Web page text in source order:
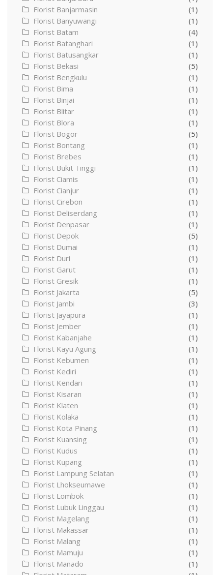
Florist Banjarmasin
(1)
Florist Banyuwangi
(1)
Florist Batam
(4)
Florist Batanghari
(1)
Florist Batusangkar
(1)
Florist Bekasi
(5)
Florist Bengkulu
(1)
Florist Bima
(1)
Florist Binjai
(1)
Florist Blitar
(1)
Florist Blora
(1)
Florist Bogor
(5)
Florist Bontang
(1)
Florist Brebes
(1)
Florist Bukit Tinggi
(1)
Florist Ciamis
(1)
Florist Cianjur
(1)
Florist Cirebon
(1)
Florist Deliserdang
(1)
Florist Denpasar
(1)
Florist Depok
(5)
Florist Dumai
(1)
Florist Duri
(1)
Florist Garut
(1)
Florist Gresik
(1)
Florist Jakarta
(5)
Florist Jambi
(3)
Florist Jayapura
(1)
Florist Jember
(1)
Florist Kabanjahe
(1)
Florist Kayu Agung
(1)
Florist Kebumen
(1)
Florist Kediri
(1)
Florist Kendari
(1)
Florist Kisaran
(1)
Florist Klaten
(1)
Florist Kolaka
(1)
Florist Kota Pinang
(1)
Florist Kuansing
(1)
Florist Kudus
(1)
Florist Kupang
(1)
Florist Lampung Selatan
(1)
Florist Lhokseumawe
(1)
Florist Lombok
(1)
Florist Lubuk Linggau
(1)
Florist Magelang
(1)
Florist Makassar
(1)
Florist Malang
(1)
Florist Mamuju
(1)
Florist Manado
(1)